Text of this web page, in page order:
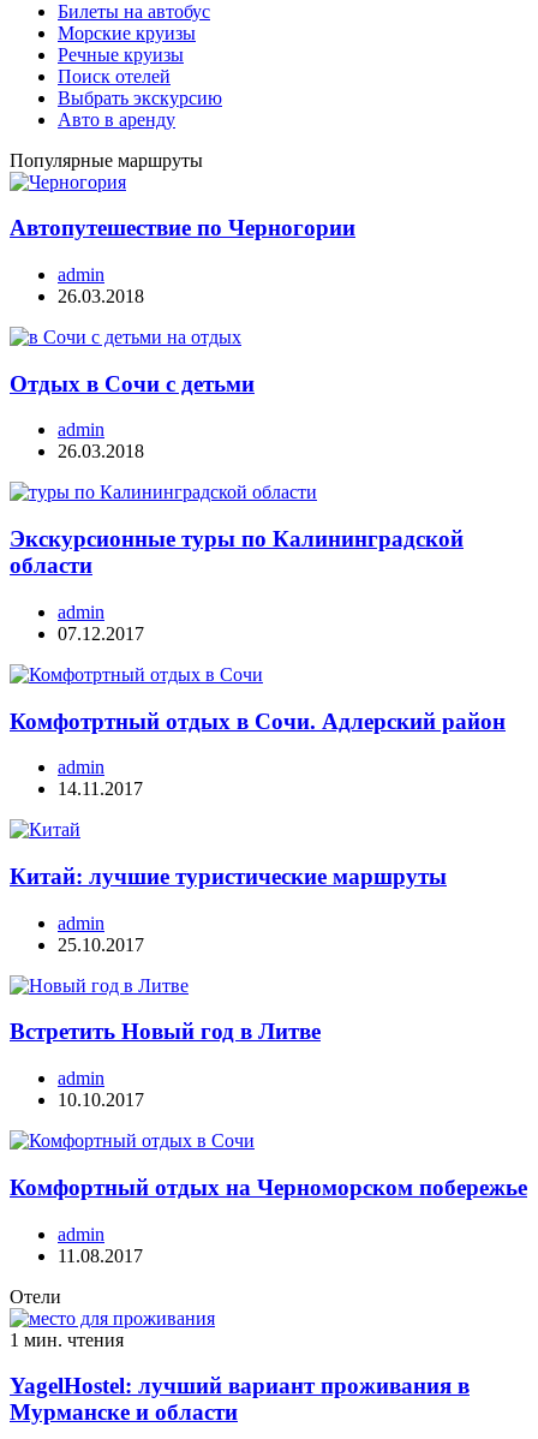
Билеты на автобус
Морские круизы
Речные круизы
Поиск отелей
Выбрать экскурсию
Авто в аренду
Популярные маршруты
Автопутешествие по Черногории
admin
26.03.2018
Отдых в Сочи с детьми
admin
26.03.2018
Экскурсионные туры по Калининградской
области
admin
07.12.2017
Комфотртный отдых в Сочи. Адлерский район
admin
14.11.2017
Китай: лучшие туристические маршруты
admin
25.10.2017
Встретить Новый год в Литве
admin
10.10.2017
Комфортный отдых на Черноморском побережье
admin
11.08.2017
Отели
1 мин. чтения
YagelHostel: лучший вариант проживания в
Мурманске и области